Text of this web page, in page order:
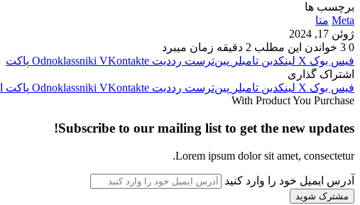
برچسب ها
Meta متا
ژوئن 17, 2024
0
خواندن این مطلب 2 دقیقه زمان میبرد
فیس بوک X لینکدین ‫تامبلر ‫پین‌ترست ‫رددیت ‫VKontakte
‫Odnoklassniki پاکت
اشتراک گذاری
فیس بوک X لینکدین ‫تامبلر ‫پین‌ترست ‫رددیت ‫VKontakte
‫Odnoklassniki پاکت
With Product You Purchase
Subscribe to our mailing list to get the new updates!
Lorem ipsum dolor sit amet, consectetur.
آدرس ایمیل خود را وارد کنید